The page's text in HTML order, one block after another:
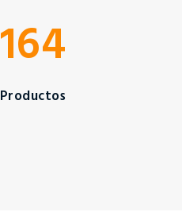
164
Productos